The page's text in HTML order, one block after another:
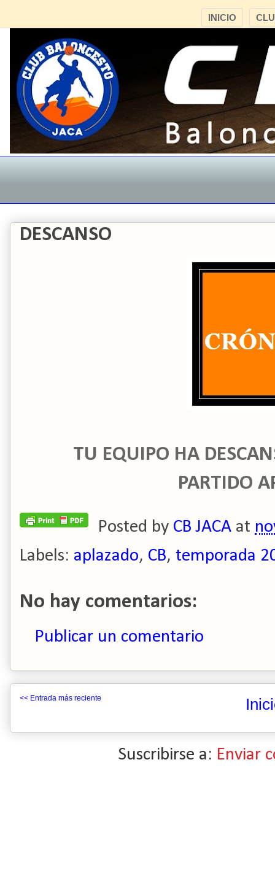
INICIO
DESCANSO
TU EQUIPO HA
PARTIDO
Posted by CB JACA at
Labels: aplazado, CB, temporada
No hay comentarios:
Publicar un comentario
<< Entrada más reciente
Suscribirse a: Enviar